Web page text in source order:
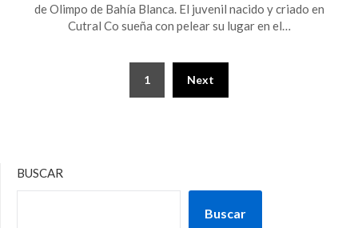
de Olimpo de Bahía Blanca. El juvenil nacido y criado en
Cutral Co sueña con pelear su lugar en el…
1 Next
BUSCAR
Buscar